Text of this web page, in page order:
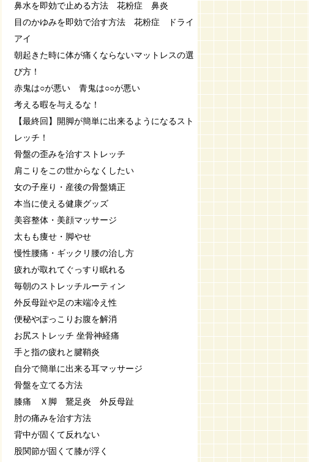
鼻水を即効で止める方法 花粉症 鼻炎
目のかゆみを即効で治す方法 花粉症 ドライ
アイ
朝起きた時に体が痛くならないマットレスの選
び方！
赤鬼は○が悪い 青鬼は○○が悪い
考える暇を与えるな！
【最終回】開脚が簡単に出来るようになるスト
レッチ！
骨盤の歪みを治すストレッチ
肩こりをこの世からなくしたい
女の子座り・産後の骨盤矯正
本当に使える健康グッズ
美容整体・美顔マッサージ
太もも痩せ・脚やせ
慢性腰痛・ギックリ腰の治し方
疲れが取れてぐっすり眠れる
毎朝のストレッチルーティン
外反母趾や足の末端冷え性
便秘やぽっこりお腹を解消
お尻ストレッチ 坐骨神経痛
手と指の疲れと腱鞘炎
自分で簡単に出来る耳マッサージ
骨盤を立てる方法
膝痛 Ｘ脚 鵞足炎 外反母趾
肘の痛みを治す方法
背中が固くて反れない
股関節が固くて膝が浮く